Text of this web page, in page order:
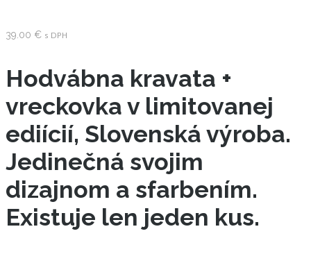
39.00 € s DPH
Hodvábna kravata +
vreckovka v limitovanej
ediícií, Slovenská výroba.
Jedinečná svojim
dizajnom a sfarbením.
Existuje len jeden kus.